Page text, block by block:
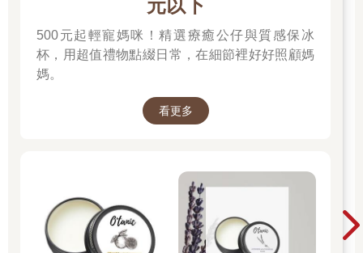
元以下
500元起輕寵媽咪！精選療癒公仔與質感保冰
杯，用超值禮物點綴日常，在細節裡好好照顧媽
媽。
看更多